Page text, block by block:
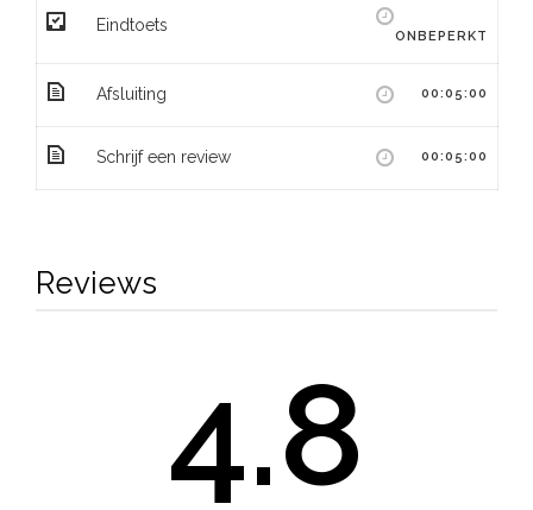
Eindtoets
ONBEPERKT
Afsluiting 00:05:00
Schrijf een review 00:05:00
Reviews
4.8